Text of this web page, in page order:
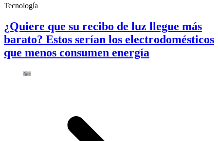
Tecnología
¿Quiere que su recibo de luz llegue más
barato? Estos serían los electrodomésticos
que menos consumen energía